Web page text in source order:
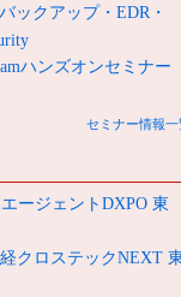
ックアップ・EDR・
ハンズオンセミナー
セミナー情報一
エージェントDXPO 東
経クロステックNEXT